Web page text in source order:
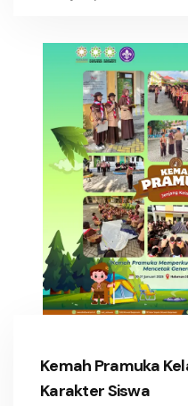
Kemah Pramuka
Karakter Siswa